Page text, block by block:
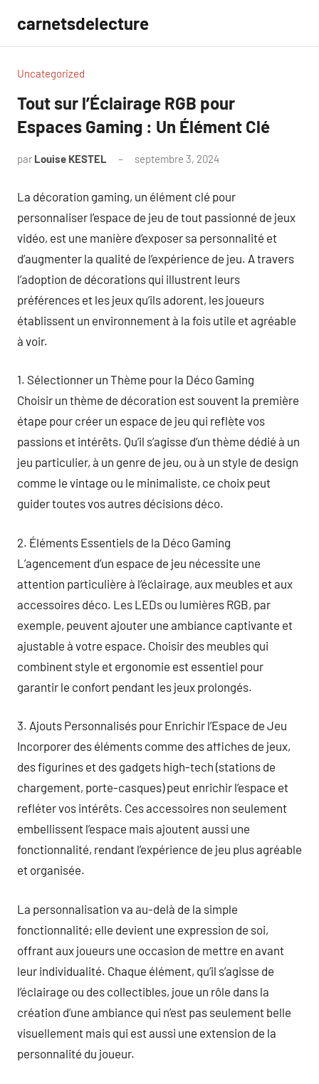
contenu
carnetsdelecture
Uncategorized
Tout sur l’Éclairage RGB pour
Espaces Gaming : Un Élément Clé
par Louise KESTEL septembre 3, 2024
La décoration gaming, un élément clé pour
personnaliser l’espace de jeu de tout passionné de jeux
vidéo, est une manière d’exposer sa personnalité et
d’augmenter la qualité de l’expérience de jeu. A travers
l’adoption de décorations qui illustrent leurs
préférences et les jeux qu’ils adorent, les joueurs
établissent un environnement à la fois utile et agréable
à voir.
1. Sélectionner un Thème pour la Déco Gaming
Choisir un thème de décoration est souvent la première
étape pour créer un espace de jeu qui reflète vos
passions et intérêts. Qu’il s’agisse d’un thème dédié à un
jeu particulier, à un genre de jeu, ou à un style de design
comme le vintage ou le minimaliste, ce choix peut
guider toutes vos autres décisions déco.
2. Éléments Essentiels de la Déco Gaming
L’agencement d’un espace de jeu nécessite une
attention particulière à l’éclairage, aux meubles et aux
accessoires déco. Les LEDs ou lumières RGB, par
exemple, peuvent ajouter une ambiance captivante et
ajustable à votre espace. Choisir des meubles qui
combinent style et ergonomie est essentiel pour
garantir le confort pendant les jeux prolongés.
3. Ajouts Personnalisés pour Enrichir l’Espace de Jeu
Incorporer des éléments comme des affiches de jeux,
des figurines et des gadgets high-tech (stations de
chargement, porte-casques) peut enrichir l’espace et
refléter vos intérêts. Ces accessoires non seulement
embellissent l’espace mais ajoutent aussi une
fonctionnalité, rendant l’expérience de jeu plus agréable
et organisée.
La personnalisation va au-delà de la simple
fonctionnalité; elle devient une expression de soi,
offrant aux joueurs une occasion de mettre en avant
leur individualité. Chaque élément, qu’il s’agisse de
l’éclairage ou des collectibles, joue un rôle dans la
création d’une ambiance qui n’est pas seulement belle
visuellement mais qui est aussi une extension de la
personnalité du joueur.